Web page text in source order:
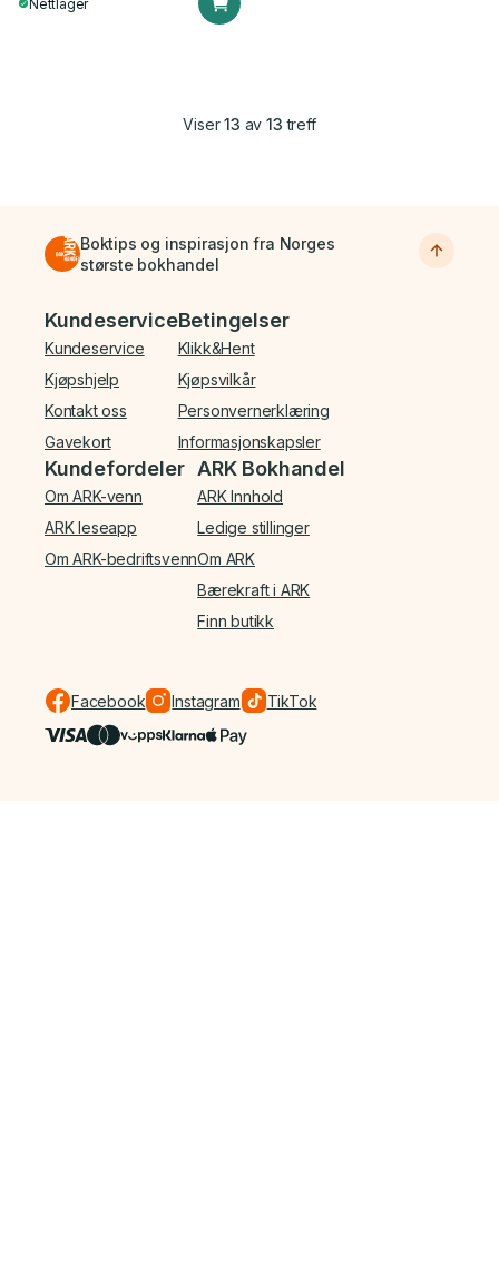
Nettlager
Viser13 av 13 treff
Boktips og inspirasjon fra Norges
største bokhandel
Bunnmeny
Kundeservice
Kundeservice
Kjøpshjelp
Kontakt oss
Gavekort
Betingelser
Klikk&Hent
Kjøpsvilkår
Personvernerklæring
Informasjonskapsler
Kundefordeler
Om ARK-venn
ARK leseapp
Om ARK-bedriftsvenn
ARK Bokhandel
ARK Innhold
Ledige stillinger
Om ARK
Bærekraft i ARK
Finn butikk
Facebook Instagram TikTok